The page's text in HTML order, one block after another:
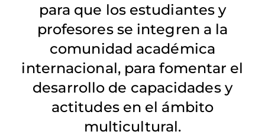
para que los estudiantes y
profesores se integren a la
comunidad académica
internacional, para fomentar el
desarrollo de capacidades y
actitudes en el ámbito
multicultural.